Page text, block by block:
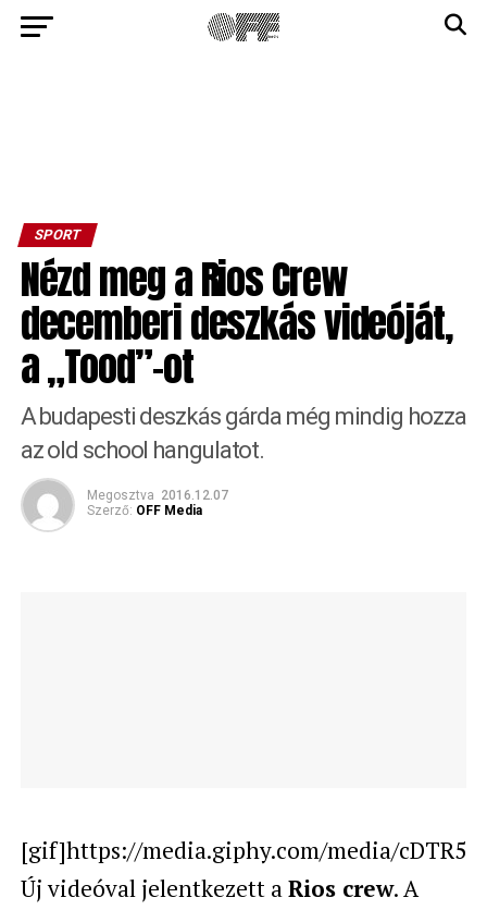
SPORT
Nézd meg a Rios Crew
decemberi deszkás videóját,
a „Tood”-ot
A budapesti deszkás gárda még mindig hozza
az old school hangulatot.
Megosztva 2016.12.07
Szerző: OFF Media
[gif]https://media.giphy.com/media/
Új videóval jelentkezett aRios crew. A